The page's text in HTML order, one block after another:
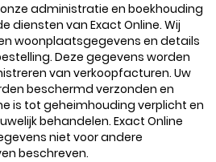
administratie en boekhouding
diensten van Exact Online. Wij
woonplaatsgegevens en details
Deze gegevens worden
van verkoopfacturen. Uw
beschermd verzonden en
is tot geheimhouding verplicht en
behandelen. Exact Online
niet voor andere
beschreven.